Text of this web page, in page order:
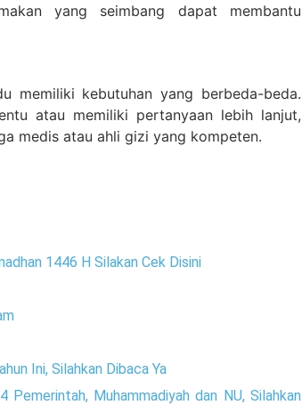
yang seimbang dapat membantu
memiliki kebutuhan yang berbeda-beda.
atau memiliki pertanyaan lebih lanjut,
medis atau ahli gizi yang kompeten.
1446 H Silakan Cek Disini
Ini, Silahkan Dibaca Ya
Muhammadiyah dan NU, Silahkan